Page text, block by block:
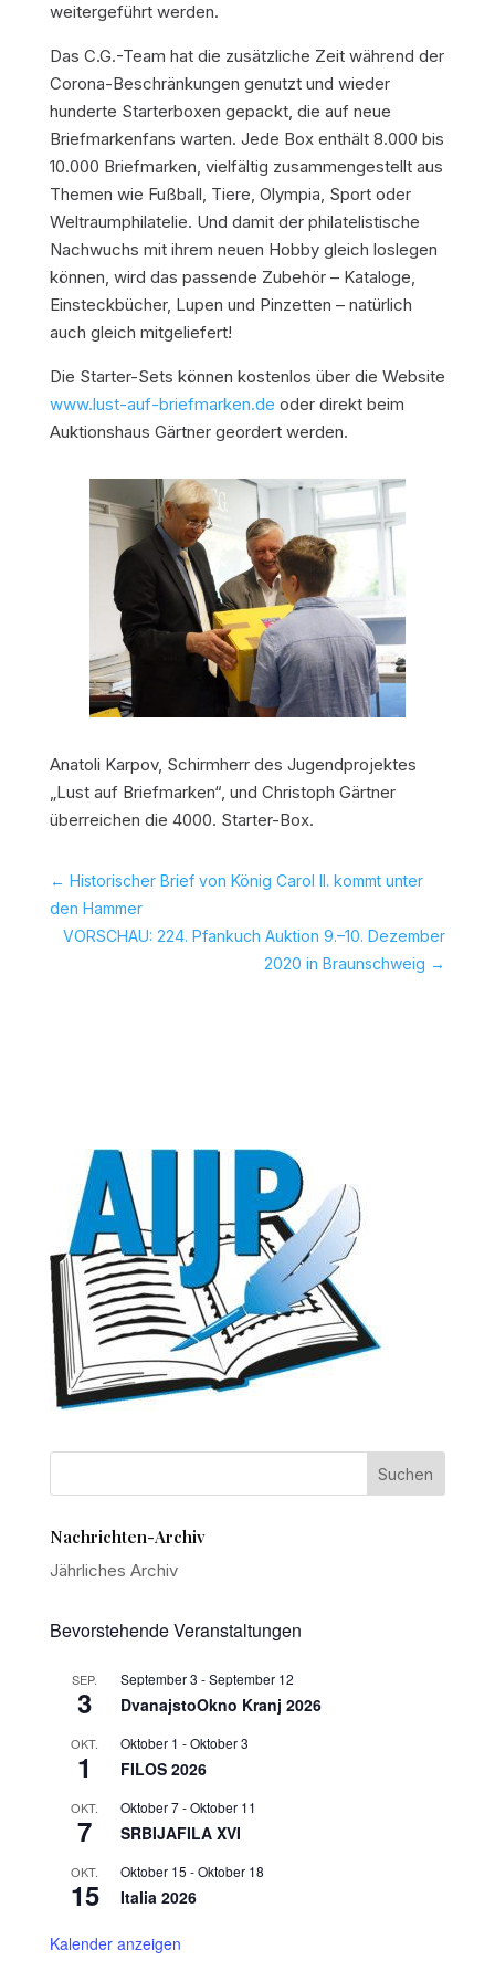
weitergeführt werden.
Das C.G.-Team hat die zusätzliche Zeit während der
Corona-Beschränkungen genutzt und wieder
hunderte Starterboxen gepackt, die auf neue
Briefmarkenfans warten. Jede Box enthält 8.000 bis
10.000 Briefmarken, vielfältig zusammengestellt aus
Themen wie Fußball, Tiere, Olympia, Sport oder
Weltraumphilatelie. Und damit der philatelistische
Nachwuchs mit ihrem neuen Hobby gleich loslegen
können, wird das passende Zubehör – Kataloge,
Einsteckbücher, Lupen und Pinzetten – natürlich
auch gleich mitgeliefert!
Die Starter-Sets können kostenlos über die Website
www.lust-auf-briefmarken.de oder direkt beim
Auktionshaus Gärtner geordert werden.
Anatoli Karpov, Schirmherr des Jugendprojektes
„Lust auf Briefmarken“, und Christoph Gärtner
überreichen die 4000. Starter-Box.
← Historischer Brief von König Carol II. kommt unter
den Hammer
VORSCHAU: 224. Pfankuch Auktion 9.–10. Dezember
2020 in Braunschweig →
Nachrichten-Archiv
Jährliches Archiv
Bevorstehende Veranstaltungen
SEP.
3
September 3 -September 12
DvanajstoOkno Kranj 2026
OKT.
1
Oktober 1 -Oktober 3
FILOS 2026
OKT.
7
Oktober 7-Oktober 11
SRBIJAFILA XVI
OKT.
15
Oktober 15 -Oktober 18
Italia 2026
Kalender anzeigen